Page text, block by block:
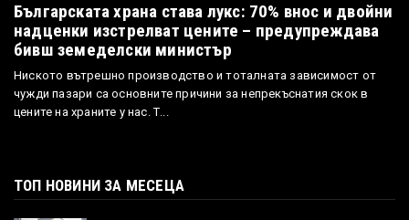
Българската храна става лукс: 70% внос и двойни
надценки изстрелват цените – предупреждава
бивш земеделски министър
Ниското вътрешно производство и тоталната зависимост от
чужди пазари са основните причини за непрекъснатия скок в
цените на храните у нас. Т...
ТОП НОВИНИ ЗА МЕСЕЦА